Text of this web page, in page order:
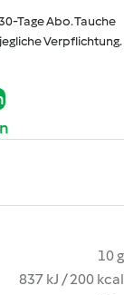
Tage Abo. Tauche
Verpflichtung.
10 g
837 kJ / 200 kcal